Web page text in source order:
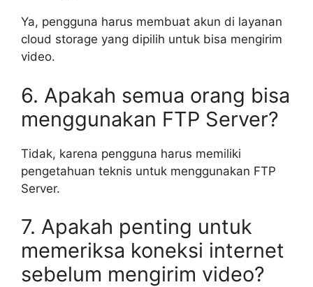
Ya, pengguna harus membuat akun di layanan
cloud storage yang dipilih untuk bisa mengirim
video.
6. Apakah semua orang bisa
menggunakan FTP Server?
Tidak, karena pengguna harus memiliki
pengetahuan teknis untuk menggunakan FTP
Server.
7. Apakah penting untuk
memeriksa koneksi internet
sebelum mengirim video?